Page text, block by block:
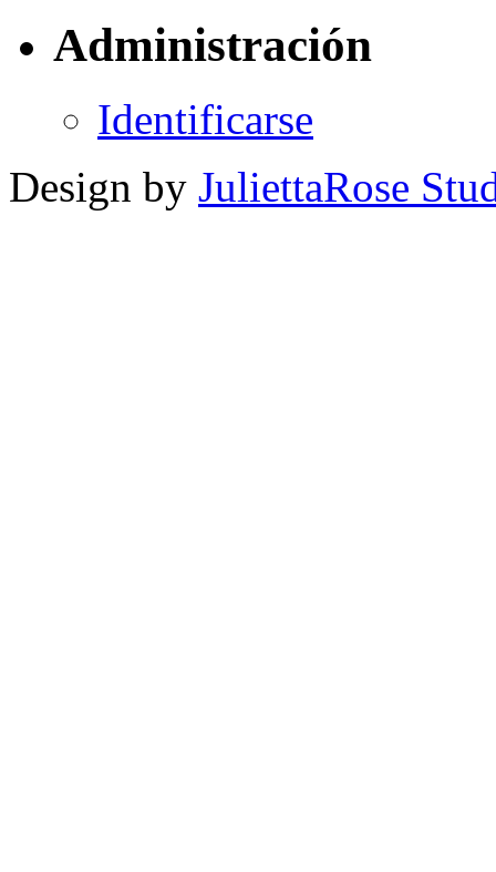
Administración
Identificarse
Design by JuliettaRose